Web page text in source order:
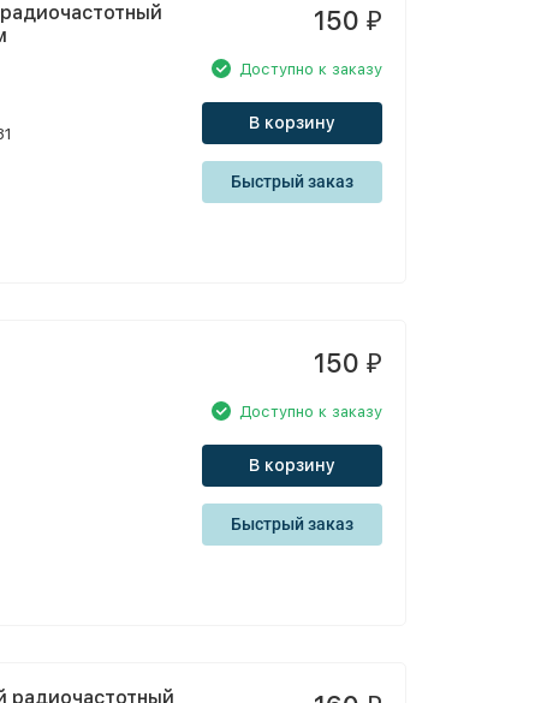
150 ₽
Доступно к заказу
В корзину
Быстрый заказ
150 ₽
Доступно к заказу
В корзину
Быстрый заказ
радиочастотный